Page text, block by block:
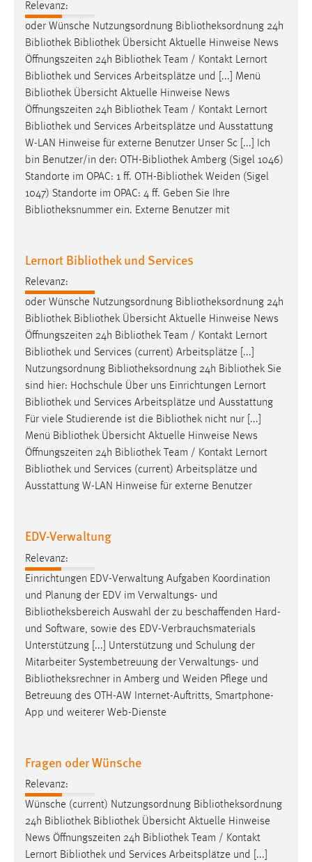
Relevanz:
oder Wünsche Nutzungsordnung Bibliotheksordnung 24h
Bibliothek Bibliothek Übersicht Aktuelle Hinweise News
Öffnungszeiten 24h Bibliothek Team / Kontakt Lernort
Bibliothek und Services Arbeitsplätze und [...] Menü
Bibliothek Übersicht Aktuelle Hinweise News
Öffnungszeiten 24h Bibliothek Team / Kontakt Lernort
Bibliothek und Services Arbeitsplätze und Ausstattung
W-LAN Hinweise für externe Benutzer Unser Sc [...] Ich
bin Benutzer/in der: OTH-Bibliothek Amberg (Sigel 1046)
Standorte im OPAC: 1 ff. OTH-Bibliothek Weiden (Sigel
1047) Standorte im OPAC: 4 ff. Geben Sie Ihre
Bibliotheksnummer ein. Externe Benutzer mit
Lernort Bibliothek und Services
Relevanz:
oder Wünsche Nutzungsordnung Bibliotheksordnung 24h
Bibliothek Bibliothek Übersicht Aktuelle Hinweise News
Öffnungszeiten 24h Bibliothek Team / Kontakt Lernort
Bibliothek und Services (current) Arbeitsplätze [...]
Nutzungsordnung Bibliotheksordnung 24h Bibliothek Sie
sind hier: Hochschule Über uns Einrichtungen Lernort
Bibliothek und Services Arbeitsplätze und Ausstattung
Für viele Studierende ist die Bibliothek nicht nur [...]
Menü Bibliothek Übersicht Aktuelle Hinweise News
Öffnungszeiten 24h Bibliothek Team / Kontakt Lernort
Bibliothek und Services (current) Arbeitsplätze und
Ausstattung W-LAN Hinweise für externe Benutzer
EDV-Verwaltung
Relevanz:
Einrichtungen EDV-Verwaltung Aufgaben Koordination
und Planung der EDV im Verwaltungs- und
Bibliotheksbereich Auswahl der zu beschaffenden Hard-
und Software, sowie des EDV-Verbrauchsmaterials
Unterstützung [...] Unterstützung und Schulung der
Mitarbeiter Systembetreuung der Verwaltungs- und
Bibliotheksrechner in Amberg und Weiden Pflege und
Betreuung des OTH-AW Internet-Auftritts, Smartphone-
App und weiterer Web-Dienste
Fragen oder Wünsche
Relevanz:
Wünsche (current) Nutzungsordnung Bibliotheksordnung
24h Bibliothek Bibliothek Übersicht Aktuelle Hinweise
News Öffnungszeiten 24h Bibliothek Team / Kontakt
Lernort Bibliothek und Services Arbeitsplätze und [...]
EXTERNE MEDIEN
Um Inhalte von Videoplattformen und Social Media
Plattformen anzeigen zu können, werden von diesen
externen Medien Cookies gesetzt.
YouTube
Vimeo